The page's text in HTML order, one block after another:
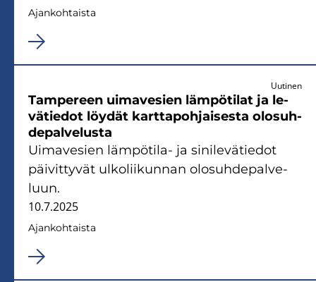
Ajan­koh­tais­ta
Uutinen
Tam­pe­reen ui­ma­ve­sien läm­pö­ti­lat ja le­
vä­tie­dot löy­dät kart­ta­poh­jai­ses­ta olo­suh­
de­pal­ve­lus­ta
Ui­ma­ve­sien lämpötila-​ ja si­ni­le­vä­tie­dot
päi­vit­ty­vät ul­ko­lii­kun­nan olo­suh­de­pal­ve­
luun.
10.7.2025
Ajan­koh­tais­ta